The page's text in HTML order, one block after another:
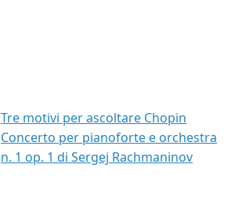
Tre motivi per ascoltare Chopin
Concerto per pianoforte e orchestra
n. 1 op. 1 di Sergej Rachmaninov